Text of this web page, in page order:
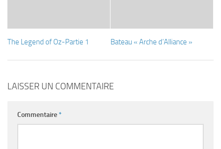
The Legend of Oz-Partie 1 Bateau « Arche d’Alliance »
LAISSER UN COMMENTAIRE
Commentaire*